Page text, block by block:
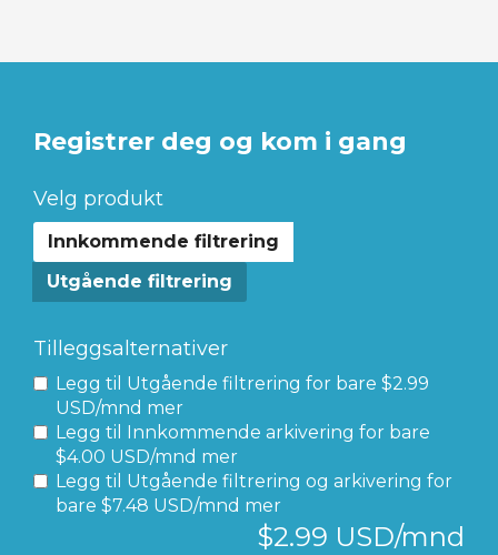
Registrer deg og kom i gang
Velg produkt
Innkommende filtrering
Utgående filtrering
Tilleggsalternativer
Legg til Utgående filtrering for bare $2.99
USD/mnd mer
Legg til Innkommende arkivering for bare
$4.00 USD/mnd mer
Legg til Utgående filtrering og arkivering for
bare $7.48 USD/mnd mer
$2.99 USD/mnd